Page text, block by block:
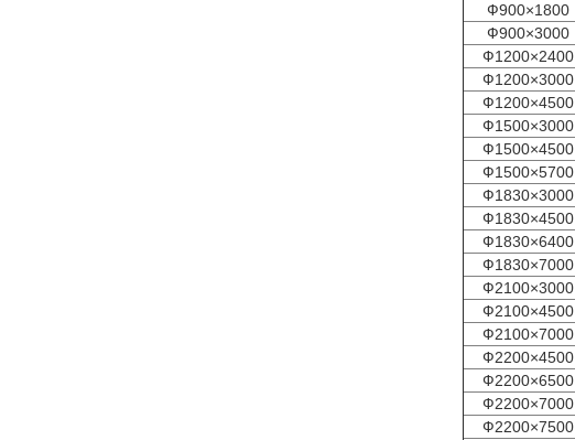
Ф900×1800
Ф900×3000
Ф1200×2400
Ф1200×3000
Ф1200×4500
Ф1500×3000
Ф1500×4500
Ф1500×5700
Ф1830×3000
Ф1830×4500
Ф1830×6400
Ф1830×7000
Ф2100×3000
Ф2100×4500
Ф2100×7000
Ф2200×4500
Ф2200×6500
Ф2200×7000
Ф2200×7500